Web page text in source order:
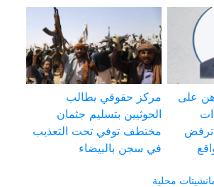
على
ترفض
مركز حقوقي يطالب
الحوثيين بتسليم جثمان
مختطف توفي تحت التعذيب
في سجن بالبيضاء
محلية